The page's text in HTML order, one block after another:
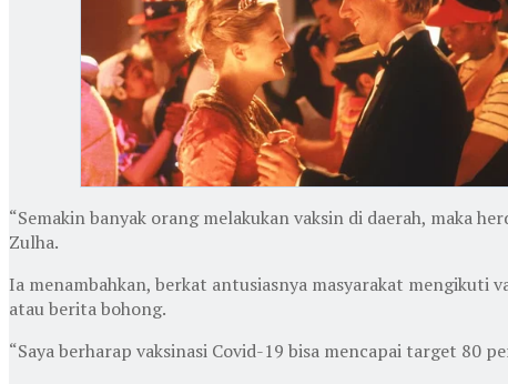
“Semakin banyak orang melakukan vaksin di daerah, maka
Zulha.
Ia menambahkan, berkat antusiasnya masyarakat mengikuti
atau berita bohong.
“Saya berharap vaksinasi Covid-19 bisa mencapai target 80